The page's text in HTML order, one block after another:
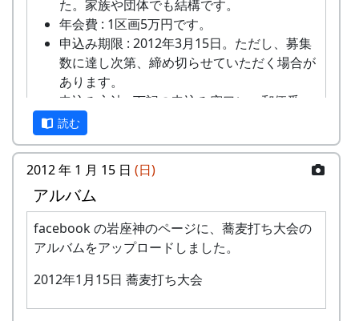
た。家族や団体でも結構です。
年会費 : 1区画5万円です。
申込み期限 : 2012年3月15日。ただし、募集
数に達し次第、締め切らせていただく場合が
あります。
申込み方法 : 下記の申込み窓口に、郵便番
号、住所、氏名、電話番号を明記して、FAX
またはメールでお申込み下さい。 折り返し、
詳しい内容と「申し込みアンケート」をお送
りいたしますので、申し込みアンケートをご
返送ください。
申込み・お問合せの窓口
ガルテン岩座神)
読む
2012 年 1 月 15 日 (日)
アルバム
facebook の岩座神のページに、蕎麦打ち大会の
アルバムをアップロードしました。
2012年1月15日 蕎麦打ち大会